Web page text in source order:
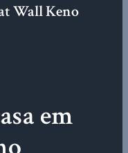
Wall Keno
em